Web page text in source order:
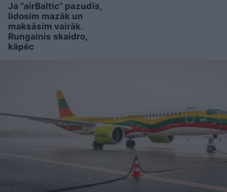
Ja “airBaltic” pazudīs,
lidosim mazāk un
maksāsim vairāk.
Rungainis skaidro,
kāpēc